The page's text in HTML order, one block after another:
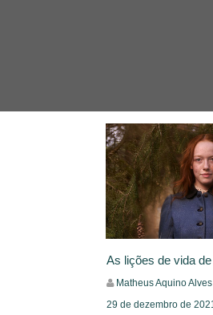
As lições de vida
Matheus Aquino Alves
29 de dezembro de 2021